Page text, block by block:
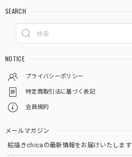
SEARCH
NOTICE
プライバシーポリシー
特定商取引法に基づく表記
会員規約
メールマガジン
絵描きchicaの最新情報をお届けいたします